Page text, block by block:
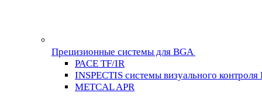
Прецизионные системы для BGA
PACE TF/IR
INSPECTIS системы визуального контроля
METCAL APR